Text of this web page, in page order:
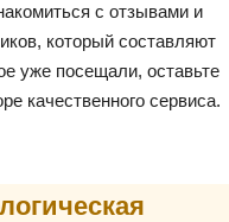
с отзывами и
который составляют
уже посещали, оставьте
качественного сервиса.